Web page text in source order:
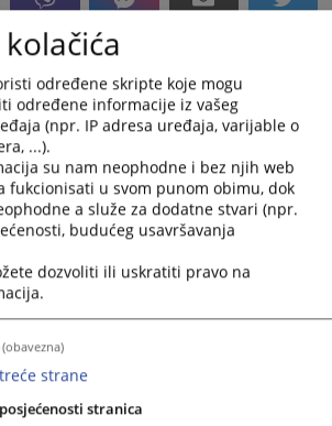
određene skripte koje mogu
određene informacije iz vašeg
(npr. IP adresa uređaja, varijable o
...).
su nam neophodne i bez njih web
fukcionisati u svom punom obimu, dok
a služe za dodatne stvari (npr.
budućeg usavršavanja
dozvoliti ili uskratiti pravo na
(obavezna)
strane
stranica